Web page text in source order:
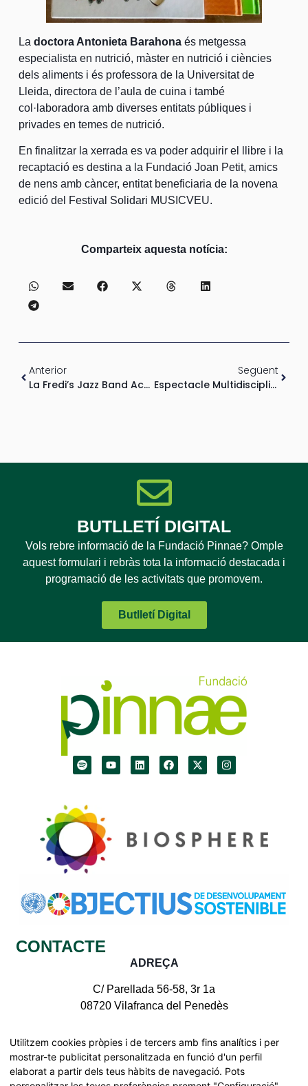
La doctora Antonieta Barahonaés metgessa
especialista en nutrició, màster en nutrició i ciències
dels aliments i és professora de la Universitat de
Lleida, directora de l’aula de cuina i també
col·laboradora amb diverses entitats públiques i
privades en temes de nutrició.
En finalitzar la xerrada es va poder adquirir el llibre i la
recaptació es destina a la Fundació Joan Petit, amics
de nens amb càncer, entitat beneficiaria de la novena
edició del Festival Solidari MUSICVEU.
Comparteix aquesta notícia:
Anterior
La Fredi’s Jazz Band Acompanyats De Cinc Veus Magistrals Actuaran Dissabte Al Musicveu
Següent
Espectacle Multidisciplinari ‘A Propòsit D’unes Flors’ Al Fòrum Berger
BUTLLETÍ DIGITAL
Vols rebre informació de la Fundació Pinnae? Omple
aquest formulari i rebràs tota la informació destacada i
programació de les activitats que promovem.
Butlletí Digital
CONTACTE
ADREÇA
C/ Parellada 56-58, 3r 1a
08720 Vilafranca del Penedès
Utilitzem cookies pròpies i de tercers amb fins analítics i per
mostrar-te publicitat personalitzada en funció d'un perfil
elaborat a partir dels teus hàbits de navegació. Pots